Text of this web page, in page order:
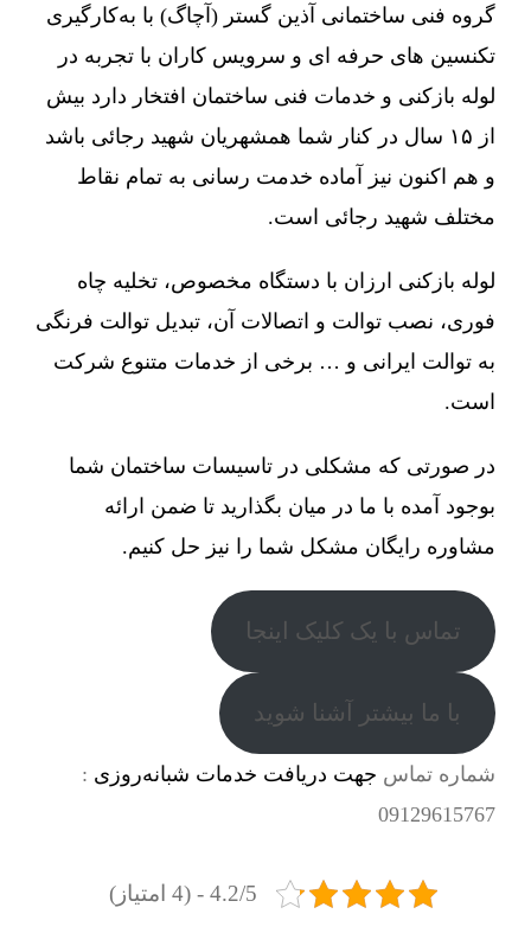
گروه فنی ساختمانی آذین گستر (آچاگ) با به‌کارگیری
تکنسین های حرفه ای و سرویس کاران با تجربه در
لوله بازکنی و خدمات فنی ساختمان افتخار دارد بیش
از ۱۵ سال در کنار شما همشهریان شهید رجائی باشد
و هم اکنون نیز آماده خدمت رسانی به تمام نقاط
مختلف شهید رجائی است.
لوله بازکنی ارزان با دستگاه مخصوص، تخلیه چاه
فوری، نصب توالت و اتصالات آن، تبدیل توالت فرنگی
به توالت ایرانی و … برخی از خدمات متنوع شرکت
است.
در صورتی که مشکلی در تاسیسات ساختمان شما
بوجود آمده با ما در میان بگذارید تا ضمن ارائه
مشاوره رایگان مشکل شما را نیز حل کنیم.
تماس با یک کلیک اینجا
با ما بیشتر آشنا شوید
شماره تماس جهت دریافت خدمات شبانه‌روزی :
09129615767
4.2/5 - (4 امتیاز)